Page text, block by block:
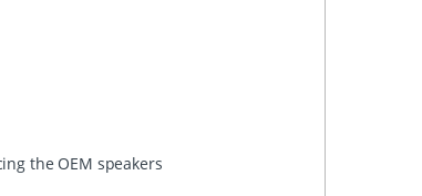
the OEM speakers